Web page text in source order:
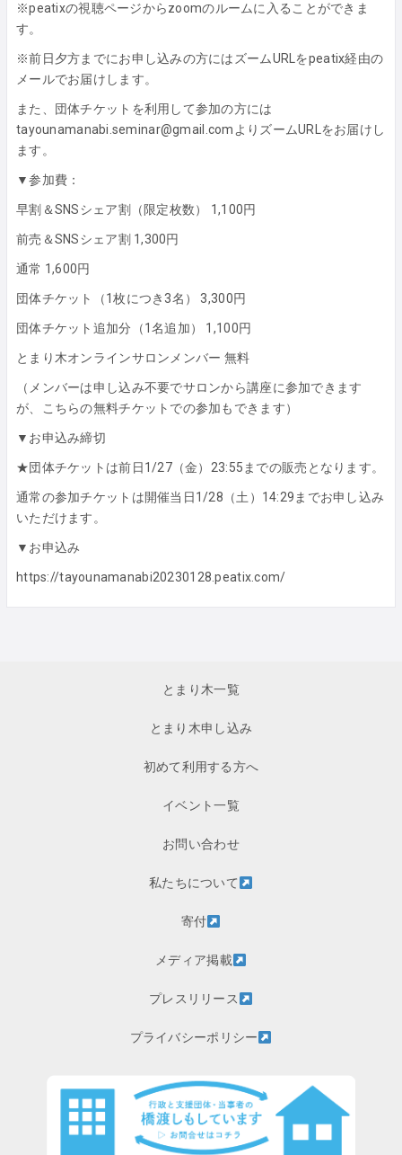
※peatixの視聴ページからzoomのルームに入ることができま
す。
※前日夕方までにお申し込みの方にはズームURLをpeatix経由の
メールでお届けします。
また、団体チケットを利用して参加の方には
tayounamanabi.seminar@gmail.comよりズームURLをお届けし
ます。
▼参加費：
早割＆SNSシェア割（限定枚数） 1,100円
前売＆SNSシェア割 1,300円
通常 1,600円
団体チケット（1枚につき3名） 3,300円
団体チケット追加分（1名追加） 1,100円
とまり木オンラインサロンメンバー 無料
（メンバーは申し込み不要でサロンから講座に参加できます
が、こちらの無料チケットでの参加もできます）
▼お申込み締切
★団体チケットは前日1/27（金）23:55までの販売となります。
通常の参加チケットは開催当日1/28（土）14:29までお申し込み
いただけます。
▼お申込み
https://tayounamanabi20230128.peatix.com/
とまり木一覧
とまり木申し込み
初めて利用する方へ
イベント一覧
お問い合わせ
私たちについて
寄付
メディア掲載
プレスリリース
プライバシーポリシー